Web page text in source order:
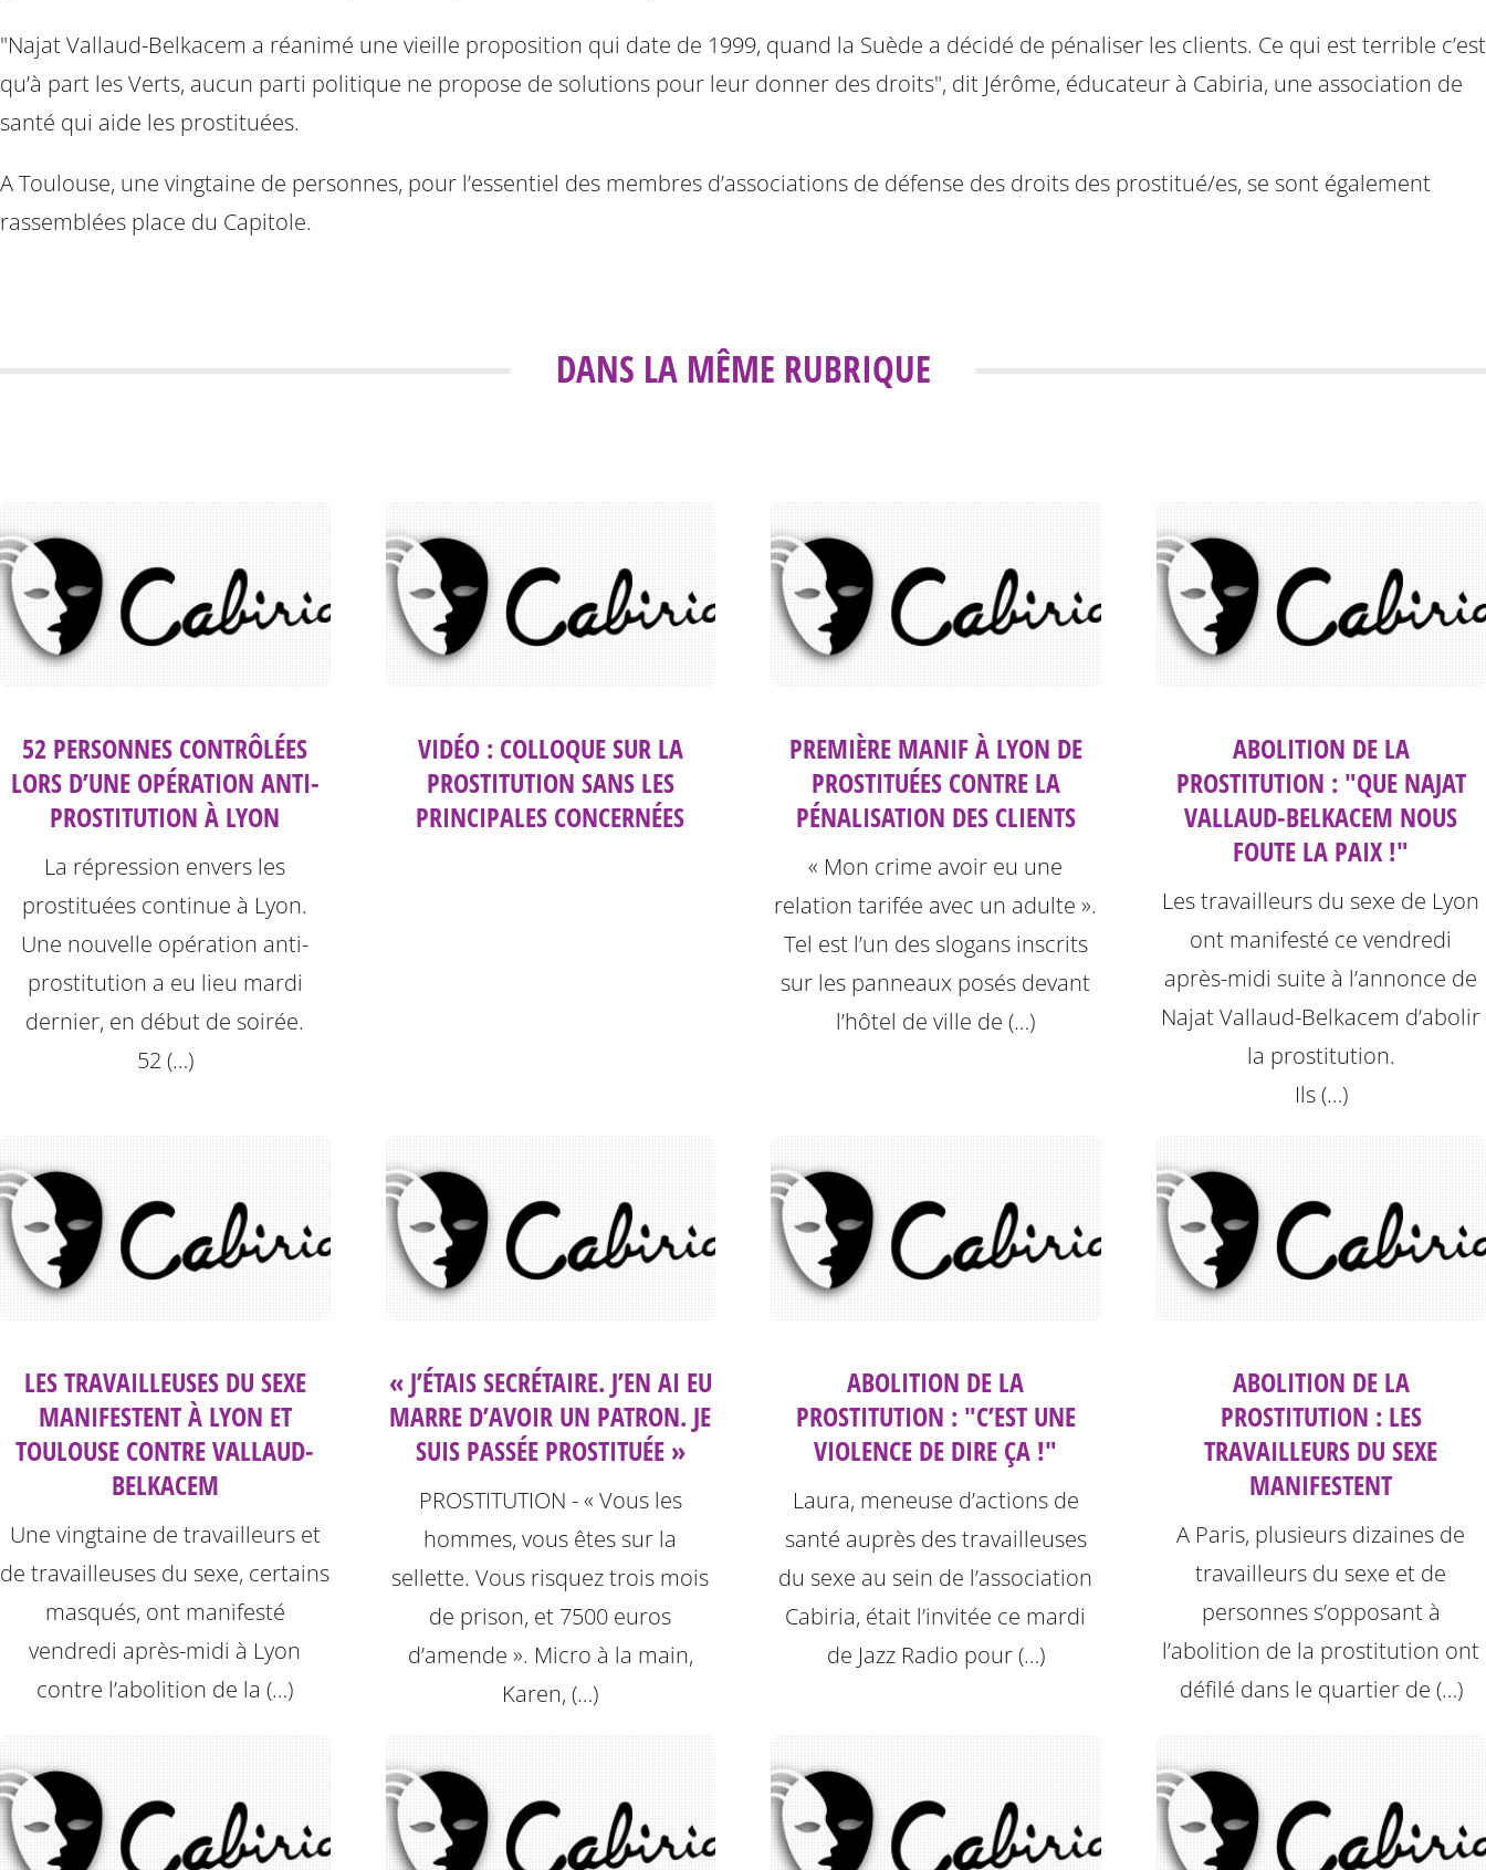
"Najat Vallaud-Belkacem a réanimé une vieille proposition qui date de 1999, quand la Suède a décidé de pénaliser les clients. Ce qui est terrible c’est
qu’à part les Verts, aucun parti politique ne propose de solutions pour leur donner des droits", dit Jérôme, éducateur à Cabiria, une association de
santé qui aide les prostituées.
A Toulouse, une vingtaine de personnes, pour l’essentiel des membres d’associations de défense des droits des prostitué/es, se sont également
rassemblées place du Capitole.
DANS LA MÊME RUBRIQUE
52 PERSONNES CONTRÔLÉES
LORS D’UNE OPÉRATION ANTI-
PROSTITUTION À LYON
La répression envers les
prostituées continue à Lyon.
Une nouvelle opération anti-
prostitution a eu lieu mardi
dernier, en début de soirée.
52 (…)
VIDÉO : COLLOQUE SUR LA
PROSTITUTION SANS LES
PRINCIPALES CONCERNÉES
PREMIÈRE MANIF À LYON DE
PROSTITUÉES CONTRE LA
PÉNALISATION DES CLIENTS
« Mon crime avoir eu une
relation tarifée avec un adulte ».
Tel est l’un des slogans inscrits
sur les panneaux posés devant
l’hôtel de ville de (…)
ABOLITION DE LA
PROSTITUTION : "QUE NAJAT
VALLAUD-BELKACEM NOUS
FOUTE LA PAIX !"
Les travailleurs du sexe de Lyon
ont manifesté ce vendredi
après-midi suite à l’annonce de
Najat Vallaud-Belkacem d’abolir
la prostitution.
Ils (…)
LES TRAVAILLEUSES DU SEXE
MANIFESTENT À LYON ET
TOULOUSE CONTRE VALLAUD-
BELKACEM
Une vingtaine de travailleurs et
de travailleuses du sexe, certains
masqués, ont manifesté
vendredi après-midi à Lyon
contre l’abolition de la (…)
« J’ÉTAIS SECRÉTAIRE. J’EN AI EU
MARRE D’AVOIR UN PATRON. JE
SUIS PASSÉE PROSTITUÉE »
PROSTITUTION - « Vous les
hommes, vous êtes sur la
sellette. Vous risquez trois mois
de prison, et 7500 euros
d’amende ». Micro à la main,
Karen, (…)
ABOLITION DE LA
PROSTITUTION : "C’EST UNE
VIOLENCE DE DIRE ÇA !"
Laura, meneuse d’actions de
santé auprès des travailleuses
du sexe au sein de l’association
Cabiria, était l’invitée ce mardi
de Jazz Radio pour (…)
ABOLITION DE LA
PROSTITUTION : LES
TRAVAILLEURS DU SEXE
MANIFESTENT
A Paris, plusieurs dizaines de
travailleurs du sexe et de
personnes s’opposant à
l’abolition de la prostitution ont
défilé dans le quartier de (…)